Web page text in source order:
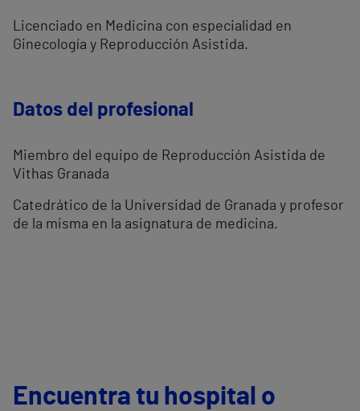
Licenciado en Medicina con especialidad en
Ginecología y Reproducción Asistida.
Datos del profesional
Miembro del equipo de Reproducción Asistida de
Vithas Granada
Catedrático de la Universidad de Granada y profesor
de la misma en la asignatura de medicina.
Encuentra tu hospital o